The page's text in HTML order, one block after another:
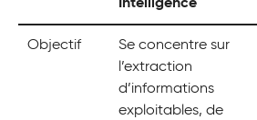
Intelligence
Objectif
Se concentre sur
l’extraction
d’informations
exploitables, de